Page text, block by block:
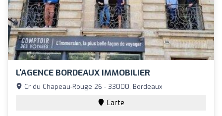
L'AGENCE BORDEAUX IMMOBILIER
Cr du Chapeau-Rouge 26 - 33000, Bordeaux
Carte